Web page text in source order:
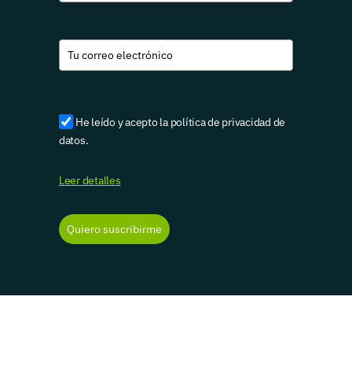
He leído y acepto la política de privacidad de
datos.
Leer detalles
Quiero suscribirme